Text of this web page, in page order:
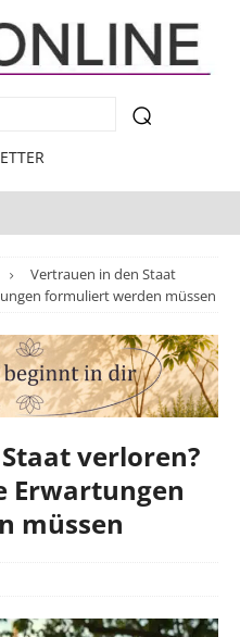
Vertrauen in den Staat
formuliert werden müssen
verloren?
Erwartungen
müssen